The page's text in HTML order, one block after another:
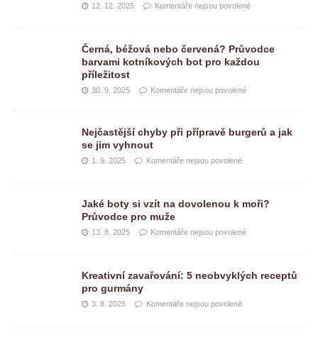
12. 12. 2025 Komentáře nejsou povolené
Černá, béžová nebo červená? Průvodce
barvami kotníkových bot pro každou
příležitost
30. 9. 2025 Komentáře nejsou povolené
Nejčastější chyby při přípravě burgerů a jak
se jim vyhnout
1. 9. 2025 Komentáře nejsou povolené
Jaké boty si vzít na dovolenou k moři?
Průvodce pro muže
13. 8. 2025 Komentáře nejsou povolené
Kreativní zavařování: 5 neobvyklých receptů
pro gurmány
3. 8. 2025 Komentáře nejsou povolené